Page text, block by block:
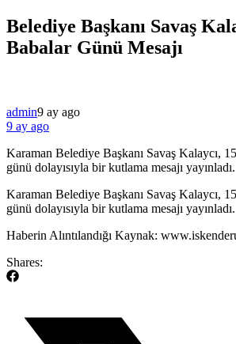
Belediye Başkanı Savaş
Babalar Günü Mesajı
admin9 ay ago
9 ay ago
Karaman Belediye Başkanı Savaş Kalaycı,
günü dolayısıyla bir kutlama mesajı yayınladı.
​Karaman Belediye Başkanı Savaş Kalaycı,
günü dolayısıyla bir kutlama mesajı yayınladı.
​Haberin Alıntılandığı Kaynak:
Shares: